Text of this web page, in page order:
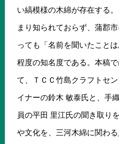
い縞模様の木綿が存在する
まり知られておらず、蒲郡
っても「名前を聞いたこと
程度の知名度である。本稿
て、ＴＣＣ竹島クラフトセ
イナーの鈴木 敏泰氏と、手
員の平田 里江氏の聞き取り
や文化を、三河木綿に関わ